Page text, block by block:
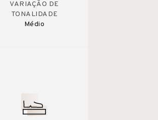
VARIAÇÃO DE
TONALIDADE
Médio